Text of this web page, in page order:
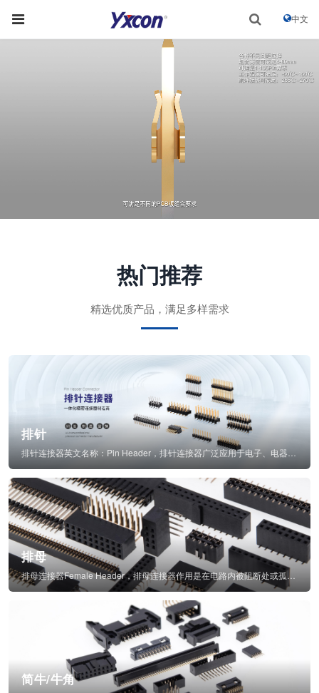
中文
热门推荐
精选优质产品，满足多样需求
排针
排母
排母连接器Female Header，排母连接器作用是在电路内被阻断处或孤立不通...
简牛/牛角